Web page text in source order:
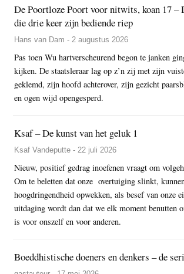
De Poortloze Poort voor nitwits, koan 17 –
die drie keer zijn bediende riep
Hans van Dam - 2 augustus 2026
Pas toen Wu hartverscheurend begon te janken
kijken. De staatsleraar lag op z’n zij met zijn
geklemd, zijn hoofd achterover, zijn gezicht
en ogen wijd opengesperd.
Ksaf – De kunst van het geluk 1
Ksaf Vandeputte - 22 juli 2026
Nieuw, positief gedrag inoefenen vraagt om
Om te beletten dat onze overtuiging slinkt,
hoogdringendheid opwekken, als besef van onze
uitdaging wordt dan dat we elk moment benutten
is voor onszelf en voor anderen.
Boeddhistische doeners en denkers – de